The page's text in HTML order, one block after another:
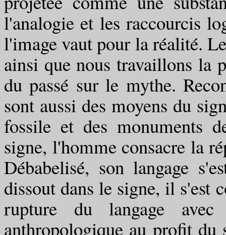
l'analogie et les raccourcis
l'image vaut pour la réalité.
ainsi que nous travaillons la
du passé sur le mythe.
sont aussi des moyens du
fossile et des monuments
signe, l'homme consacre la
Débabelisé, son langage
dissout dans le signe, il s'est
rupture du langage avec
anthropologique au profit